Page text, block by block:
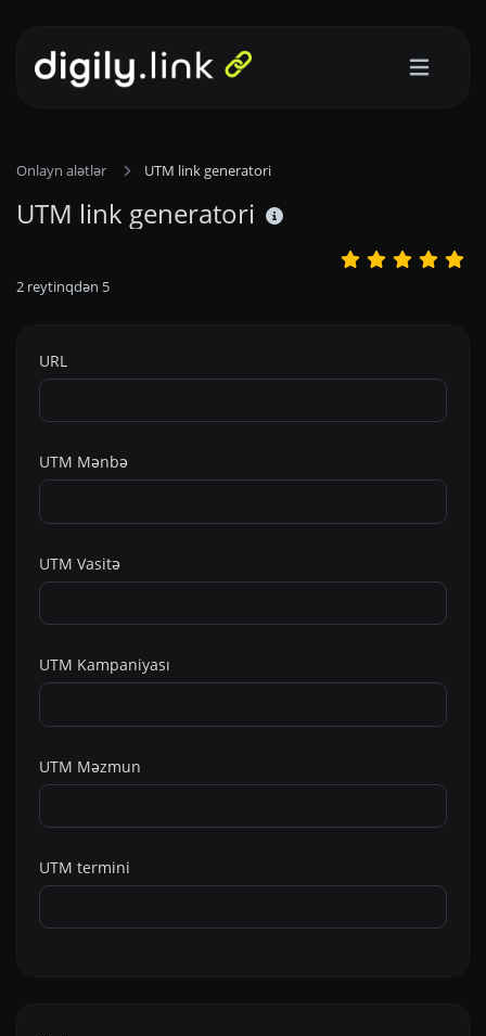
Onlayn alətlər UTM link generatori
UTM link generatori
2 reytinqdən 5
URL
UTM Mənbə
UTM Vasitə
UTM Kampaniyası
UTM Məzmun
UTM termini